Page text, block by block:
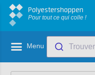
Polyestershoppen
Pour tout ce qui colle !
Menu